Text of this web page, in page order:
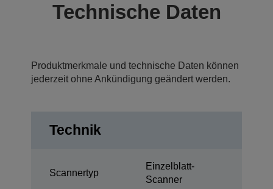
Technische Daten
Produktmerkmale und technische Daten können
jederzeit ohne Ankündigung geändert werden.
Technik
Scannertyp
Einzelblatt-
Scanner